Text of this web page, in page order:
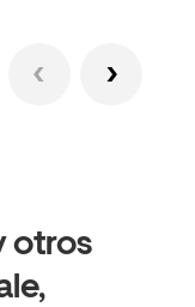
otros